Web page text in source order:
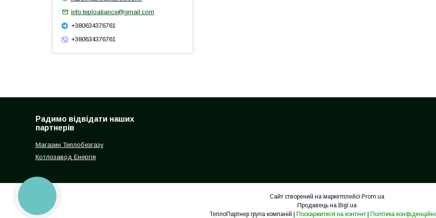
info.teploaliance@gmail.com
+380634376761
+380634376761
Радимо відвідати наших
партнерів
Магазин Теплобезгазу
Котлозавод Енергія
Сайт створений на маркетплейсі Prom.ua
Продавець на Bigl.ua
Поскаржитися на контент Політика